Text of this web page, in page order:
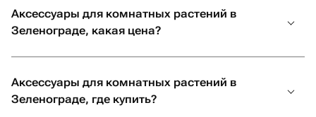
Аксессуары для комнатных растений в
Зеленограде, какая цена?
Аксессуары для комнатных растений в
Зеленограде, где купить?